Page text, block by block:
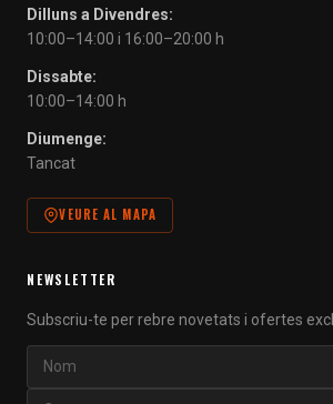
Dilluns a Divendres:
10:00–14:00 i 16:00–20:00 h
Dissabte:
10:00–14:00 h
Diumenge:
Tancat
VEURE AL MAPA
NEWSLETTER
Subscriu-te per rebre novetats i ofertes